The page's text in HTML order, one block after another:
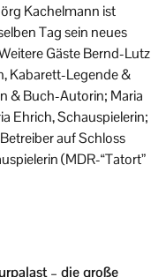
Kachelmann ist
Tag sein neues
Gäste Bernd-Lutz
Kabarett-Legende &
& Buch-Autorin; Maria
Ehrich, Schauspielerin;
auf Schloss
(MDR-“Tatort”
– die große